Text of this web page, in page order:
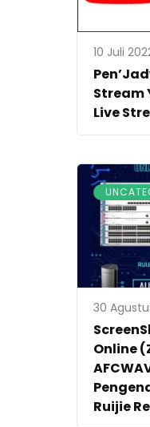
10 Juli
Stream
Live
30
Online
Ruijie